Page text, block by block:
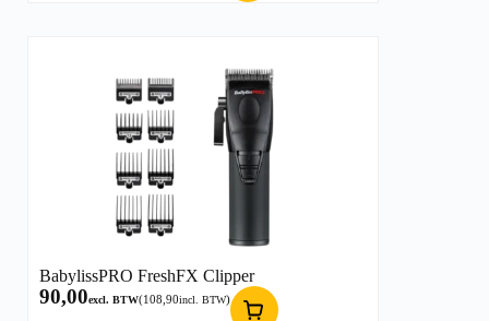
BabylissPRO FreshFX Clipper
90,00excl. BTW(108,90incl. BTW)